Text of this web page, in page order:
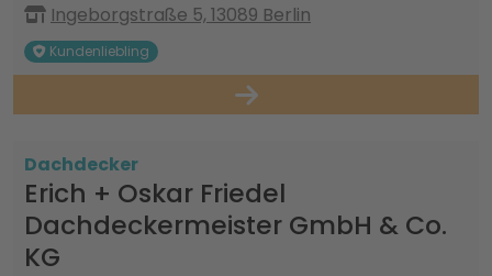
Ingeborgstraße 5, 13089 Berlin
Kundenliebling
Dachdecker
Erich + Oskar Friedel
Dachdeckermeister GmbH & Co.
KG